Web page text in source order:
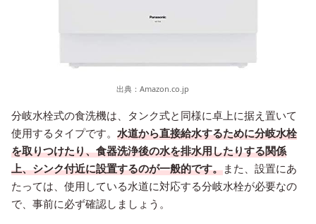
出典： Amazon.co.jp
分岐水栓式の食洗機は、タンク式と同様に卓上に据え置いて
使用するタイプです。 水道から直接給水するために分岐水栓
を取りつけたり、食器洗浄後の水を排水用したりする関係
上、シンク付近に設置するのが一般的です。また、設置にあ
たっては、使用している水道に対応する分岐水栓が必要なの
で、事前に必ず確認しましょう。